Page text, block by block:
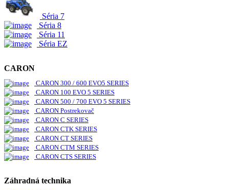
Séria 7
Séria 8
Séria 11
Séria EZ
CARON
CARON 300 / 600 EVO5 SERIES
CARON 100 EVO 5 SERIES
CARON 500 / 700 EVO 5 SERIES
CARON Postrekovač
CARON C SERIES
CARON CTK SERIES
CARON CT SERIES
CARON CTM SERIES
CARON CTS SERIES
Záhradná technika